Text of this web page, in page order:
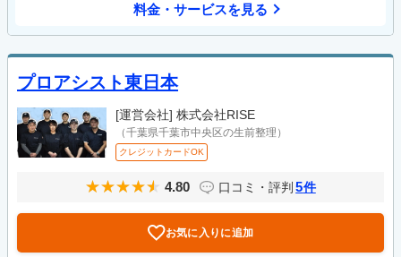
料金・サービスを見る
プロアシスト東日本
[運営会社] 株式会社RISE
（千葉県千葉市中央区の生前整理）
クレジットカードOK
4.80 口コミ・評判 5件
お気に入りに追加